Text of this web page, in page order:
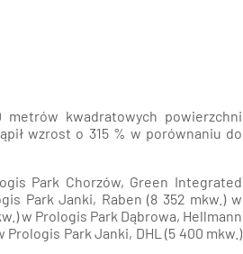
kwadratowych powierzchni
wzrost o 315 % w porównaniu do
Park Chorzów, Green Integrated
Park Janki, Raben (8 352 mkw.) w
w Prologis Park Dąbrowa, Hellmann
Park Janki, DHL (5 400 mkw.)